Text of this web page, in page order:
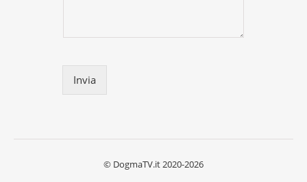
Invia
© DogmaTV.it 2020-2026